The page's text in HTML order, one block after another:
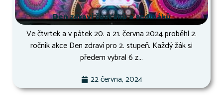
Den zdraví šesťáků a sedmáků
Ve čtvrtek a v pátek 20. a 21. června 2024 proběhl 2.
ročník akce Den zdraví pro 2. stupeň. Každý žák si
předem vybral 6 z...
22 června, 2024